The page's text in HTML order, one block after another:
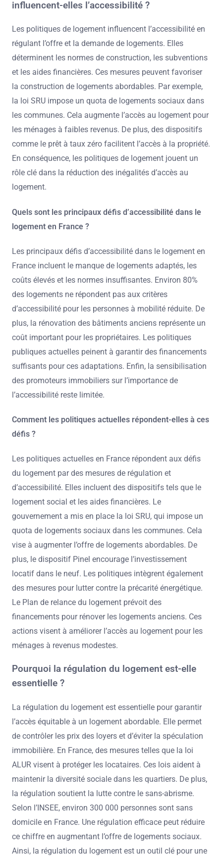
influencent-elles l’accessibilité ?
Les politiques de logement influencent l’accessibilité en
régulant l’offre et la demande de logements. Elles
déterminent les normes de construction, les subventions
et les aides financières. Ces mesures peuvent favoriser
la construction de logements abordables. Par exemple,
la loi SRU impose un quota de logements sociaux dans
les communes. Cela augmente l’accès au logement pour
les ménages à faibles revenus. De plus, des dispositifs
comme le prêt à taux zéro facilitent l’accès à la propriété.
En conséquence, les politiques de logement jouent un
rôle clé dans la réduction des inégalités d’accès au
logement.
Quels sont les principaux défis d’accessibilité dans le
logement en France ?
Les principaux défis d’accessibilité dans le logement en
France incluent le manque de logements adaptés, les
coûts élevés et les normes insuffisantes. Environ 80%
des logements ne répondent pas aux critères
d’accessibilité pour les personnes à mobilité réduite. De
plus, la rénovation des bâtiments anciens représente un
coût important pour les propriétaires. Les politiques
publiques actuelles peinent à garantir des financements
suffisants pour ces adaptations. Enfin, la sensibilisation
des promoteurs immobiliers sur l’importance de
l’accessibilité reste limitée.
Comment les politiques actuelles répondent-elles à ces
défis ?
Les politiques actuelles en France répondent aux défis
du logement par des mesures de régulation et
d’accessibilité. Elles incluent des dispositifs tels que le
logement social et les aides financières. Le
gouvernement a mis en place la loi SRU, qui impose un
quota de logements sociaux dans les communes. Cela
vise à augmenter l’offre de logements abordables. De
plus, le dispositif Pinel encourage l’investissement
locatif dans le neuf. Les politiques intègrent également
des mesures pour lutter contre la précarité énergétique.
Le Plan de relance du logement prévoit des
financements pour rénover les logements anciens. Ces
actions visent à améliorer l’accès au logement pour les
ménages à revenus modestes.
Pourquoi la régulation du logement est-elle
essentielle ?
La régulation du logement est essentielle pour garantir
l’accès équitable à un logement abordable. Elle permet
de contrôler les prix des loyers et d’éviter la spéculation
immobilière. En France, des mesures telles que la loi
ALUR visent à protéger les locataires. Ces lois aident à
maintenir la diversité sociale dans les quartiers. De plus,
la régulation soutient la lutte contre le sans-abrisme.
Selon l’INSEE, environ 300 000 personnes sont sans
domicile en France. Une régulation efficace peut réduire
ce chiffre en augmentant l’offre de logements sociaux.
Ainsi, la régulation du logement est un outil clé pour une